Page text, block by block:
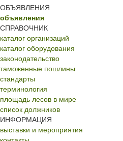
ОБЪЯВЛЕНИЯ
объявления
СПРАВОЧНИК
каталог организаций
каталог оборудования
законодательство
таможенные пошлины
стандарты
терминология
площадь лесов в мире
список должников
ИНФОРМАЦИЯ
выставки и мероприятия